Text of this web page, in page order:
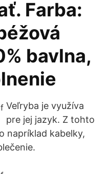
Farba:
bavlna,
Veľryba je využíva
pre jej jazyk. Z tohto
napríklad kabelky,